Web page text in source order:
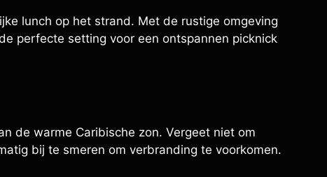
lunch op het strand. Met de rustige omgeving
perfecte setting voor een ontspannen picknick
de warme Caribische zon. Vergeet niet om
bij te smeren om verbranding te voorkomen.